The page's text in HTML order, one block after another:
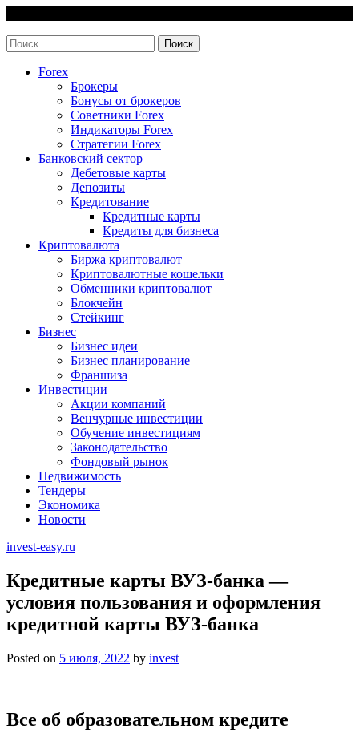
content
Найти:
Forex
Брокеры
Бонусы от брокеров
Советники Forex
Индикаторы Forex
Стратегии Forex
Банковский сектор
Дебетовые карты
Депозиты
Кредитование
Кредитные карты
Кредиты для бизнеса
Криптовалюта
Биржа криптовалют
Криптовалютные кошельки
Обменники криптовалют
Блокчейн
Стейкинг
Бизнес
Бизнес идеи
Бизнес планирование
Франшиза
Инвестиции
Акции компаний
Венчурные инвестиции
Обучение инвестициям
Законодательство
Фондовый рынок
Недвижимость
Тендеры
Экономика
Новости
invest-easy.ru
Кредитные карты ВУЗ-банка —
условия пользования и оформления
кредитной карты ВУЗ-банка
Posted on 5 июля, 2022 by invest
Все об образовательном кредите